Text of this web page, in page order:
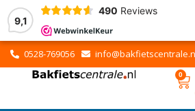
9,1
490 Reviews
0528-769056
0